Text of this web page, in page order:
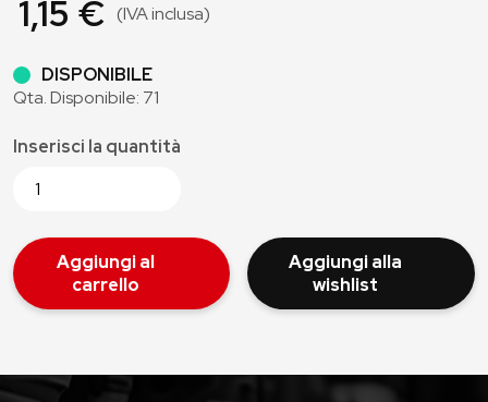
1,15 € (IVA inclusa)
DISPONIBILE
Qta. Disponibile: 71
Inserisci la quantità
Aggiungi al
carrello
Aggiungi alla
wishlist